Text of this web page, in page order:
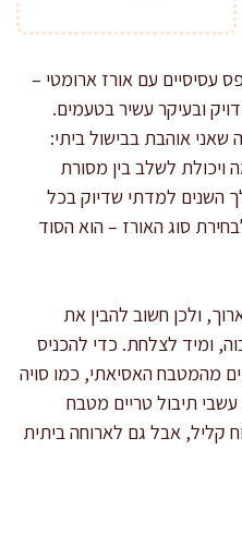
עסיסיים עם אורז ארומטי –
ובעיקר עשיר בטעמים.
אוהבת בבישול ביתי:
ויכולת לשלב בין מסורת
השנים למדתי שדיוק בכל
סוג האורז – הוא הסוד
ולכן חשוב להבין את
ומיד לצלחת. כדי להכניס
מהמטבח האסיאתי, כמו סויה
תיבול טריים מטבח
קליל, אבל גם לארוחה ביתית